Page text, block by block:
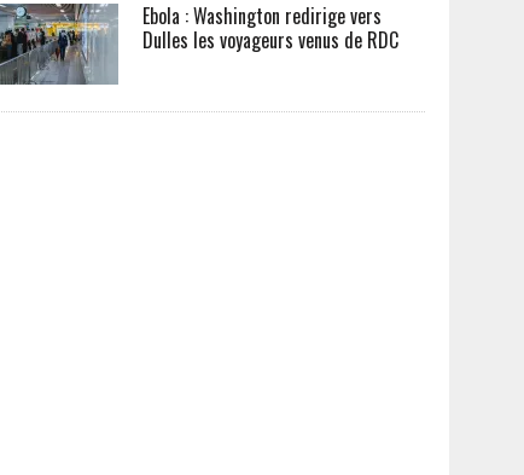
Ebola : Washington redirige vers
Dulles les voyageurs venus de RDC